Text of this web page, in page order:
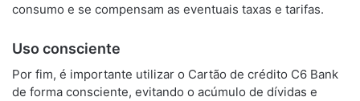
consumo e se compensam as eventuais taxas e tarifas.
Uso consciente
Por fim, é importante utilizar o Cartão de crédito C6 Bank
de forma consciente, evitando o acúmulo de dívidas e